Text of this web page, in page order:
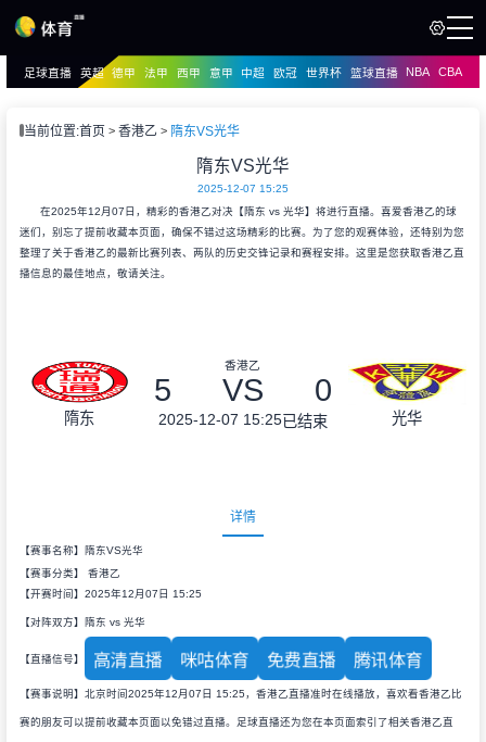
播
足球直播 英超 德甲 法甲 西甲 意甲 中超 欧冠 世界杯 篮球直播 NBA CBA
当前位置:首页 香港乙 隋东VS光华
隋东VS光华
2025-12-07 15:25
在2025年12月07日，精彩的香港乙对决【隋东 vs 光华】将进行直播。喜爱香港乙的球
迷们，别忘了提前收藏本页面，确保不错过这场精彩的比赛。为了您的观赛体验，还特别为您
整理了关于香港乙的最新比赛列表、两队的历史交锋记录和赛程安排。这里是您获取香港乙直
播信息的最佳地点，敬请关注。
隋东
香港乙
5 VS 0
2025-12-07 15:25已结束 光华
详情
【赛事名称】隋东VS光华
【赛事分类】 香港乙
【开赛时间】2025年12月07日 15:25
【对阵双方】隋东 vs 光华
【直播信号】 高清直播 咪咕体育 免费直播 腾讯体育
【赛事说明】北京时间2025年12月07日 15:25，香港乙直播准时在线播放，喜欢看香港乙比
赛的朋友可以提前收藏本页面以免错过直播。足球直播还为您在本页面索引了相关香港乙直